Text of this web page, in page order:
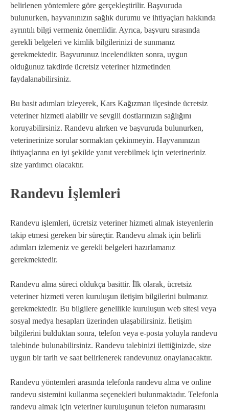
belirlenen yöntemlere göre gerçekleştirilir. Başvuruda
bulunurken, hayvanınızın sağlık durumu ve ihtiyaçları hakkında
ayrıntılı bilgi vermeniz önemlidir. Ayrıca, başvuru sırasında
gerekli belgeleri ve kimlik bilgilerinizi de sunmanız
gerekmektedir. Başvurunuz incelendikten sonra, uygun
olduğunuz takdirde ücretsiz veteriner hizmetinden
faydalanabilirsiniz.
Bu basit adımları izleyerek, Kars Kağızman ilçesinde ücretsiz
veteriner hizmeti alabilir ve sevgili dostlarınızın sağlığını
koruyabilirsiniz. Randevu alırken ve başvuruda bulunurken,
veterinerinize sorular sormaktan çekinmeyin. Hayvanınızın
ihtiyaçlarına en iyi şekilde yanıt verebilmek için veterineriniz
size yardımcı olacaktır.
Randevu İşlemleri
Randevu işlemleri, ücretsiz veteriner hizmeti almak isteyenlerin
takip etmesi gereken bir süreçtir. Randevu almak için belirli
adımları izlemeniz ve gerekli belgeleri hazırlamanız
gerekmektedir.
Randevu alma süreci oldukça basittir. İlk olarak, ücretsiz
veteriner hizmeti veren kuruluşun iletişim bilgilerini bulmanız
gerekmektedir. Bu bilgilere genellikle kuruluşun web sitesi veya
sosyal medya hesapları üzerinden ulaşabilirsiniz. İletişim
bilgilerini bulduktan sonra, telefon veya e-posta yoluyla randevu
talebinde bulunabilirsiniz. Randevu talebinizi ilettiğinizde, size
uygun bir tarih ve saat belirlenerek randevunuz onaylanacaktır.
Randevu yöntemleri arasında telefonla randevu alma ve online
randevu sistemini kullanma seçenekleri bulunmaktadır. Telefonla
randevu almak için veteriner kuruluşunun telefon numarasını